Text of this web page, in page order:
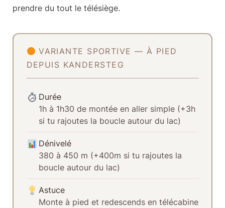
prendre du tout le télésiège.
VARIANTE SPORTIVE — À PIED
DEPUIS KANDERSTEG
Durée
1h à 1h30 de montée en aller simple (+3h
si tu rajoutes la boucle autour du lac)
Dénivelé
380 à 450 m (+400m si tu rajoutes la
boucle autour du lac)
Astuce
Monte à pied et redescends en télécabine